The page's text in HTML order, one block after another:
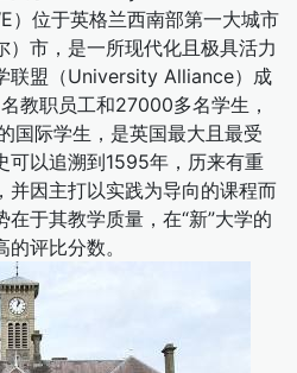
）位于英格兰西南部第一大城市
）市，是一所现代化且极具活力
联盟（University Alliance）成
教职员工和27000多名学生，
国际学生，是英国最大且最受
可以追溯到1595年，历来有重
并因主打以实践为导向的课程而
于其教学质量，在“新”大学的
评比分数。